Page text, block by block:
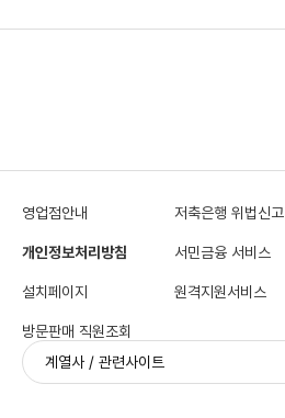
영업점안내 저축은행 위법신고
개인정보처리방침 서민금융 서비스
설치페이지 원격지원서비스
방문판매 직원조회
계열사 / 관련사이트